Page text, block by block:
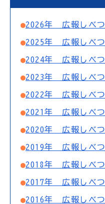
2026年 広報しべつ
2025年 広報しべつ
2024年 広報しべつ
2023年 広報しべつ
2022年 広報しべつ
2021年 広報しべつ
2020年 広報しべつ
2019年 広報しべつ
2018年 広報しべつ
2017年 広報しべつ
2016年 広報しべつ